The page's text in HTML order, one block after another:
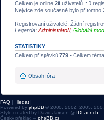
Celkem je online 28 uživatelů :: 0
Nejvíce zde současně bylo přítomno
Registrovaní uživatelé: Žádní
Legenda: Administrátoři, Globální
STATISTIKY
Celkem příspěvků 779 • Celkem
Obsah fóra
FAQ | Hledat |
Powered by phpBB © 2000, 2002, 2005,
Style created by David Jansen @ IDLaunch
Český překlad – phpBB.cz